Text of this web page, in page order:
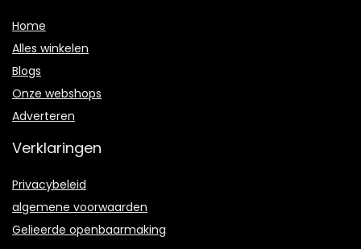
Home
Alles winkelen
Blogs
Onze webshops
Adverteren
Verklaringen
Privacybeleid
algemene voorwaarden
Gelieerde openbaarmaking